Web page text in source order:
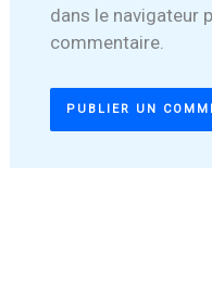
dans le navigateur
commentaire.